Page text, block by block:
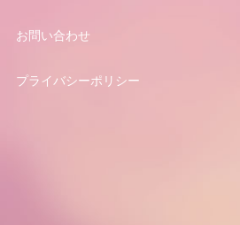
お問い合わせ
プライバシーポリシー